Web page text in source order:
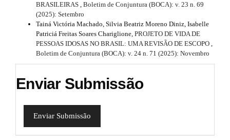
BRASILEIRAS , Boletim de Conjuntura (BOCA): v. 23 n. 69
(2025): Setembro
Tainá Victória Machado, Silvia Beatriz Moreno Diniz, Isabelle
Patriciá Freitas Soares Chariglione, PROJETO DE VIDA DE
PESSOAS IDOSAS NO BRASIL: UMA REVISÃO DE ESCOPO ,
Boletim de Conjuntura (BOCA): v. 24 n. 71 (2025): Novembro
Enviar Submissão
Enviar Submissão